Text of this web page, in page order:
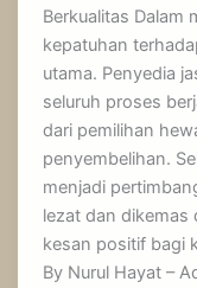
Berkualitas Dalam
kepatuhan
utama. Penyedia
seluruh proses
dari pemilihan
penyembelihan.
menjadi
lezat dan dikemas
kesan positif bagi
By Nurul Hayat –